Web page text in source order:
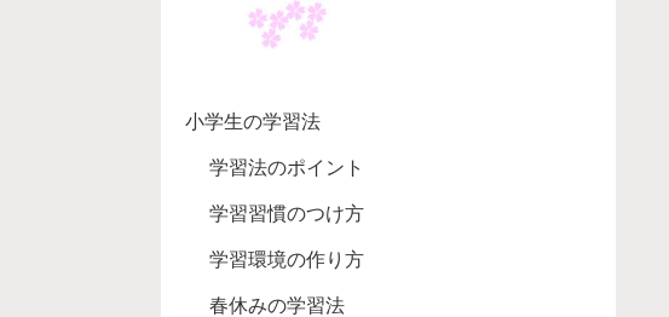
小学生の学習法
学習法のポイント
学習習慣のつけ方
学習環境の作り方
春休みの学習法